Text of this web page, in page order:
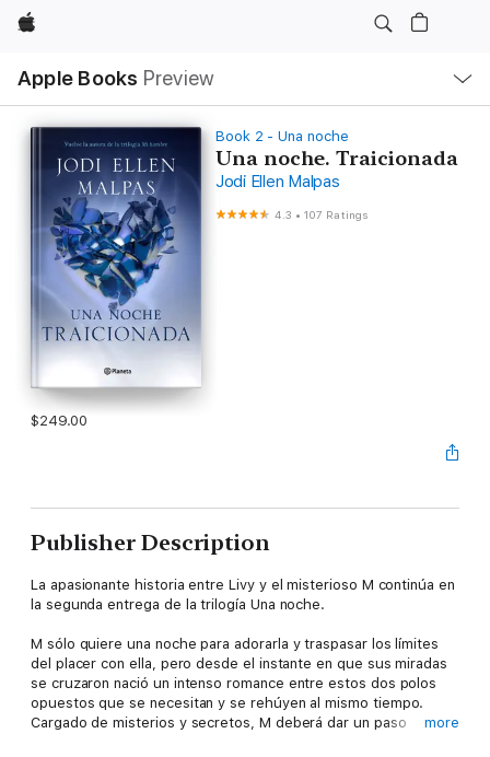
Apple
Apple Books Preview
Nav
Open
Menu
Book 2 - Una noche
Una noche. Traicionada
Jodi Ellen Malpas
4.3 •107 Ratings
$249.00
Publisher Description
La apasionante historia entre Livy y el misterioso M continúa en
la segunda entrega de la trilogía Una noche.
M sólo quiere una noche para adorarla y traspasar los límites
del placer con ella, pero desde el instante en que sus miradas
se cruzaron nació un intenso romance entre estos dos polos
opuestos que se necesitan y se rehúyen al mismo tiempo.
Cargado de misterios y secretos, M deberá dar un paso
more